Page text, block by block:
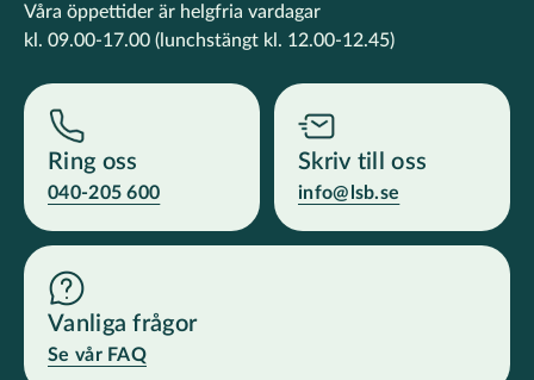
Våra öppettider är helgfria vardagar
kl. 09.00-17.00 (lunchstängt kl. 12.00-12.45)
Ring oss
040-205 600
Skriv till oss
info@lsb.se
Vanliga frågor
Se vår FAQ